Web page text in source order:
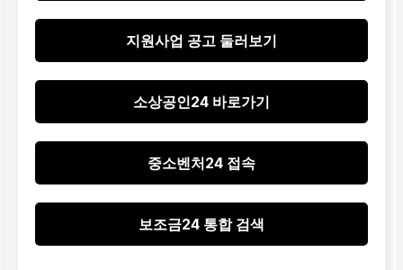
지원사업 공고 둘러보기
소상공인24 바로가기
중소벤처24 접속
보조금24 통합 검색